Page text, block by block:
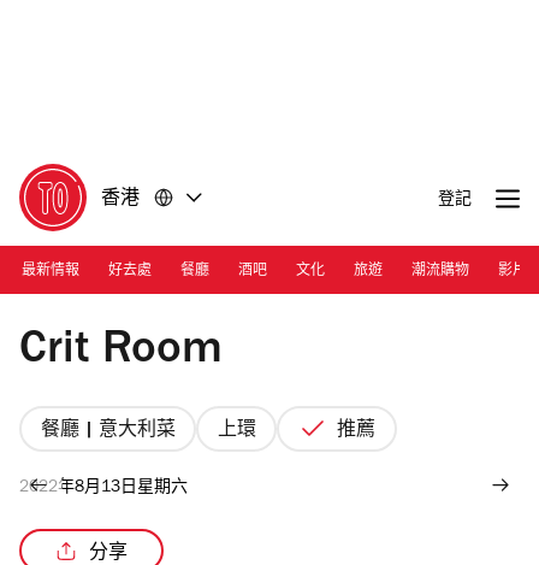
香港 登記
最新情報 好去處 餐廳 酒吧 文化 旅遊 潮流購物 影片
Photograph: Courtesy Crit Room
Crit Room
餐廳 | 意大利菜 上環 推薦
2022年8月13日星期六
分享